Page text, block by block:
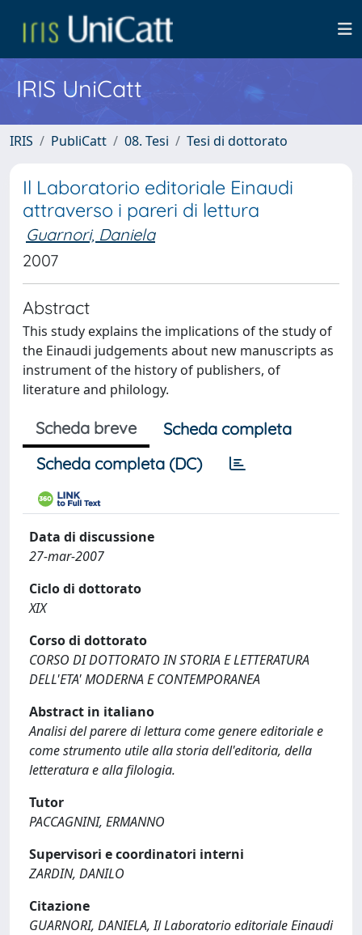
IRIS UniCatt
IRIS PubliCatt 08. Tesi Tesi di dottorato
Il Laboratorio editoriale Einaudi
attraverso i pareri di lettura
Guarnori, Daniela
2007
Abstract
This study explains the implications of the study of
the Einaudi judgements about new manuscripts as
instrument of the history of publishers, of
literature and philology.
Scheda breve
Scheda completa
Scheda completa (DC)
Data di discussione
27-mar-2007
Ciclo di dottorato
XIX
Corso di dottorato
CORSO DI DOTTORATO IN STORIA E LETTERATURA
DELL'ETA' MODERNA E CONTEMPORANEA
Abstract in italiano
Analisi del parere di lettura come genere editoriale e
come strumento utile alla storia dell'editoria, della
letteratura e alla filologia.
Tutor
PACCAGNINI, ERMANNO
Supervisori e coordinatori interni
ZARDIN, DANILO
Citazione
GUARNORI, DANIELA, Il Laboratorio editoriale Einaudi